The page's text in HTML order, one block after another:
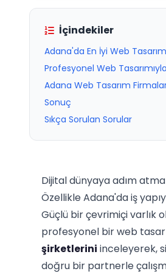
İçindekiler
Adana'da En İyi Web
Profesyonel Web
Adana Web Tasarım
Sonuç
Sıkça Sorulan Sorular
Dijital dünyaya adım
Özellikle Adana'da iş
Güçlü bir çevrimiçi varlık
profesyonel bir web
şirketlerini inceleyerek,
doğru bir partnerle